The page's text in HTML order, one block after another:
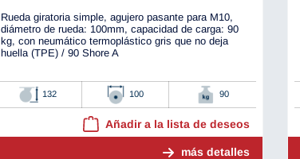
Rueda giratoria simple, agujero pasante para M10,
diámetro de rueda: 100mm, capacidad de carga: 90
kg, con neumático termoplástico gris que no deja
huella (TPE) / 90 Shore A
132 100 90
Añadir a la lista de deseos
más detalles